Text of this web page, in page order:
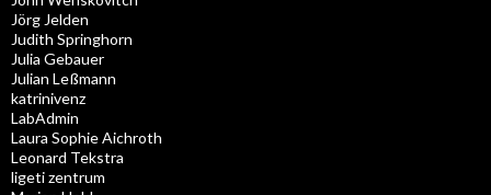
Jörg Jelden
Judith Springhorn
Julia Gebauer
Julian Leßmann
katrinivenz
LabAdmin
Laura Sophie Aichroth
Leonard Tekstra
ligeti zentrum